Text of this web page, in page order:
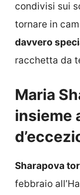
condivisi sui
tornare in
davvero
racchetta da
Maria
insieme
Sharapova
febbraio